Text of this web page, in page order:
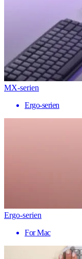
MX-serien
Ergo-serien
Ergo-serien
For Mac